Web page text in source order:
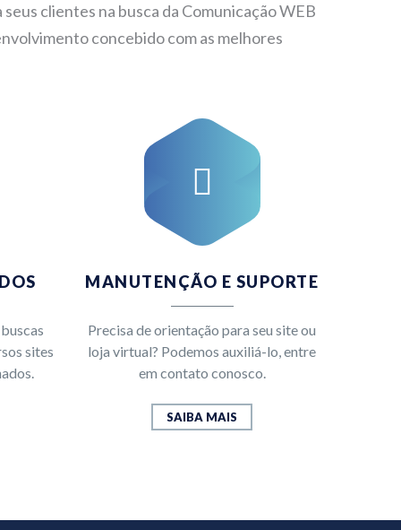
clientes na busca da Comunicação WEB
concebido com as melhores
sites
MANUTENÇÃO E SUPORTE
Precisa de orientação para seu site ou
loja virtual? Podemos auxiliá-lo, entre
em contato conosco.
SAIBA MAIS